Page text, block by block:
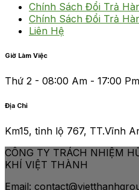
Chính Sách Đổi Trả
Chính Sách Đổi Trả
Liên Hệ
Giờ Làm Việc
Thứ 2 - 08:00 Am - 17:00
Địa Chỉ
Km15, tỉnh lộ 767, TT.Vĩnh
CÔNG TY TRÁCH NHIỆM
KHÍ VIỆT THÀNH
Email: